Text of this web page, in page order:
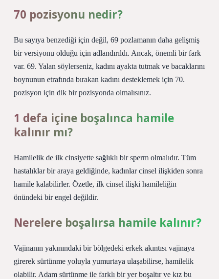
70 pozisyonu nedir?
Bu sayıya benzediği için değil, 69 pozlamanın daha gelişmiş
bir versiyonu olduğu için adlandırıldı. Ancak, önemli bir fark
var. 69. Yalan söylerseniz, kadını ayakta tutmak ve bacaklarını
boynunun etrafında bırakan kadını desteklemek için 70.
pozisyon için dik bir pozisyonda olmalısınız.
1 defa içine boşalınca hamile
kalınır mı?
Hamilelik de ilk cinsiyette sağlıklı bir sperm olmalıdır. Tüm
hastalıklar bir araya geldiğinde, kadınlar cinsel ilişkiden sonra
hamile kalabilirler. Özetle, ilk cinsel ilişki hamileliğin
önündeki bir engel değildir.
Nerelere boşalırsa hamile kalınır?
Vajinanın yakınındaki bir bölgedeki erkek akıntısı vajinaya
girerek sürtünme yoluyla yumurtaya ulaşabilirse, hamilelik
olabilir. Adam sürtünme ile farklı bir yer boşaltır ve kız bu